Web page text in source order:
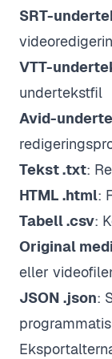
SRT-
VTT-
undertekstfil
Avid-
Tekst .txt:
HTML .html:
Tabell .csv:
Original
eller
JSON .json: